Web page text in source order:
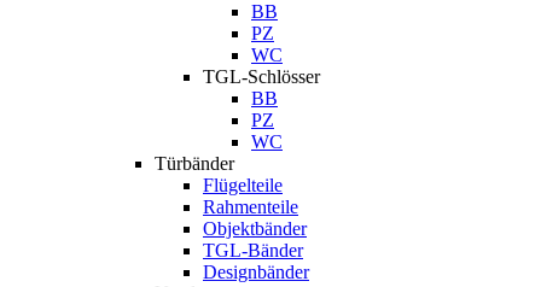
BB
PZ
WC
TGL-Schlösser
BB
PZ
WC
Türbänder
Flügelteile
Rahmenteile
Objektbänder
TGL-Bänder
Designbänder